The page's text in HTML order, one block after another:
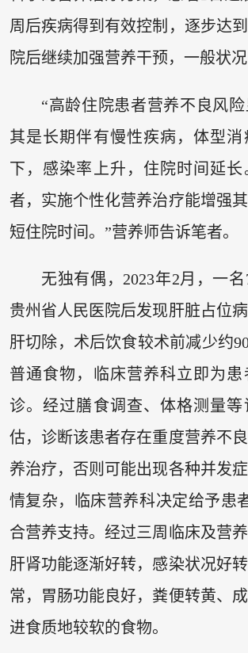
周后疾病得到有效控制，逐步达
院后继续加强营养干预，一般状况
“高龄住院患者营养不良风
其是长期伴有慢性疾病，体型
下，感染率上升，住院时间延长
者，实施个性化营养治疗能增强
短住院时间。”营养师告诉笔者。
无独有偶，2023年2月，一
贵州省人民医院后发现肝脏占位
肝切除，术后饮食较术前减少约
普通食物，临床营养科立即为患
诊。经过膳食调查、体格测量
估，诊断该患者存在重度营养不
养治疗，否则可能出现各种并发
情复杂，临床营养科决定给予患
合营养支持。经过三周临床及营
肝肾功能逐渐好转，感染状况好
常，胃肠功能良好，粪便转黄、
进食质地较软的食物。